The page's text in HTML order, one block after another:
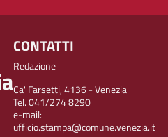
CONTATTI
Redazione
Ca' Farsetti, 4136 - Venezia
Tel. 041/274 8290
e-mail:
ufficio.stampa@comune.venezia.it